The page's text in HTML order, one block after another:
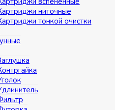
ниточные
тонкой очистки